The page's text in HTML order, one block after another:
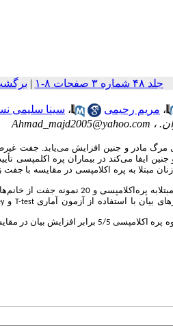
جلد ۴۸ شماره ۳ صفحات ۸-۱ |
، مریم رحیمی ، سینا سلیمی
، Ahmad_majd2005@yahoo.com
مرگ مادر و جنین افزایش می‌یابد. جفت
ایفا می‌کند در بیماران پره اکلمپسی
مبتلا به پره اکلامپسی در مقایسه با جفت
نمونه جفت از
بیان با استفاده از آزمون آماریT-test و
درجفت زنان مبتلابه پره اکلامپسی نسبت به جفت طبیعی مشاهده شد. جفت گروه پره